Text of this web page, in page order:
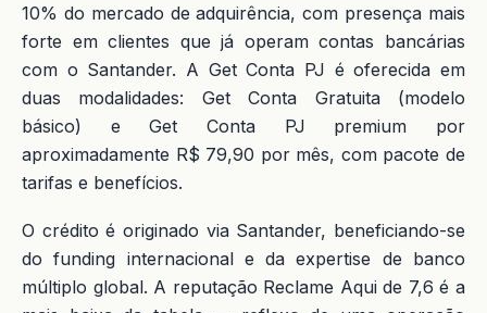
10% do mercado de adquirência, com presença mais
forte em clientes que já operam contas bancárias
com o Santander. A Get Conta PJ é oferecida em
duas modalidades: Get Conta Gratuita (modelo
básico) e Get Conta PJ premium por
aproximadamente R$ 79,90 por mês, com pacote de
tarifas e benefícios.
O crédito é originado via Santander, beneficiando-se
do funding internacional e da expertise de banco
múltiplo global. A reputação Reclame Aqui de 7,6 é a